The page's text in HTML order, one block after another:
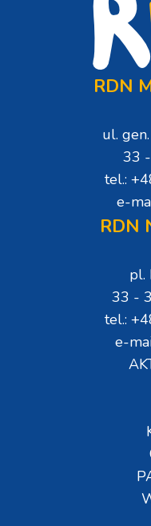
RDN
ul.
33
tel.:
e-
RDN
pl.
33 -
tel.:
e-